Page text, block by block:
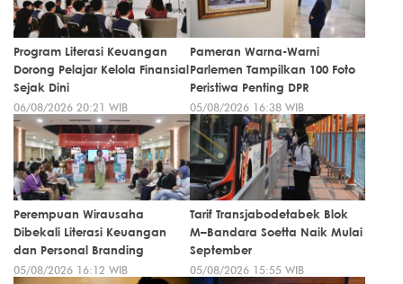
Program Literasi Keuangan
Dorong Pelajar Kelola Finansial
Sejak Dini
06/08/2026 20:21 WIB
Pameran Warna-Warni
Parlemen Tampilkan 100 Foto
Peristiwa Penting DPR
05/08/2026 16:38 WIB
Perempuan Wirausaha
Dibekali Literasi Keuangan
dan Personal Branding
05/08/2026 16:12 WIB
Tarif Transjabodetabek Blok
M–Bandara Soetta Naik Mulai
September
05/08/2026 15:55 WIB